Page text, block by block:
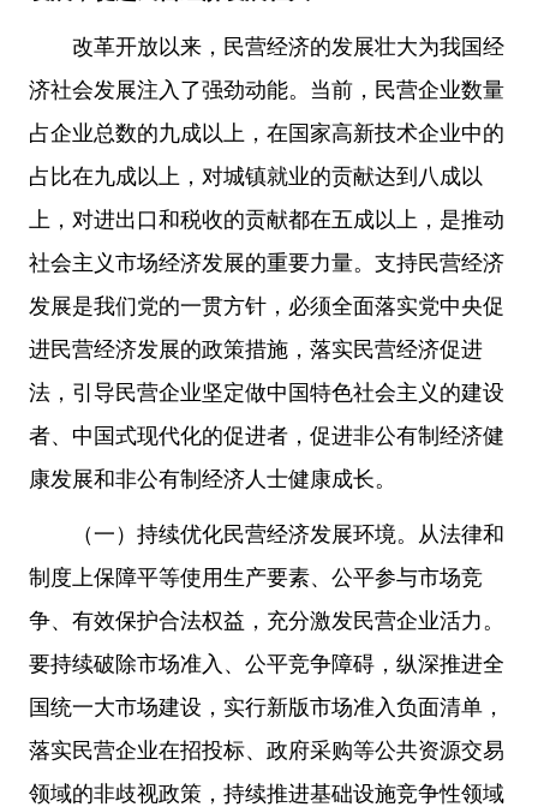
改革开放以来，民营经济的发展壮大为我国经
济社会发展注入了强劲动能。当前，民营企业数量
占企业总数的九成以上，在国家高新技术企业中的
占比在九成以上，对城镇就业的贡献达到八成以
上，对进出口和税收的贡献都在五成以上，是推动
社会主义市场经济发展的重要力量。支持民营经济
发展是我们党的一贯方针，必须全面落实党中央促
进民营经济发展的政策措施，落实民营经济促进
法，引导民营企业坚定做中国特色社会主义的建设
者、中国式现代化的促进者，促进非公有制经济健
康发展和非公有制经济人士健康成长。
（一）持续优化民营经济发展环境。从法律和
制度上保障平等使用生产要素、公平参与市场竞
争、有效保护合法权益，充分激发民营企业活力。
要持续破除市场准入、公平竞争障碍，纵深推进全
国统一大市场建设，实行新版市场准入负面清单，
落实民营企业在招投标、政府采购等公共资源交易
领域的非歧视政策，持续推进基础设施竞争性领域